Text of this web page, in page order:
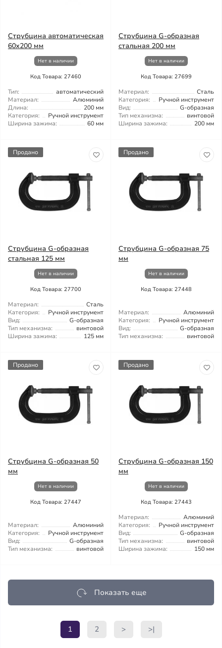
Струбцина автоматическая
60x200 мм
Нет в наличии
Код Товара: 27460
Тип:
автоматический
Материал:
Алюминий
Длина:
200 мм
Категория:
Ручной инструмент
Ширина зажима:
60 мм
Струбцина G-образная
стальная 200 мм
Нет в наличии
Код Товара: 27699
Материал:
Сталь
Категория:
Ручной инструмент
Вид:
G-образная
Тип механизма:
винтовой
Ширина зажима:
200 мм
Продано
Струбцина G-образная
стальная 125 мм
Нет в наличии
Код Товара: 27700
Материал:
Сталь
Категория:
Ручной инструмент
Вид:
G-образная
Тип механизма:
винтовой
Ширина зажима:
125 мм
Продано
Струбцина G-образная 75
мм
Нет в наличии
Код Товара: 27448
Материал:
Алюминий
Категория:
Ручной инструмент
Вид:
G-образная
Тип механизма:
винтовой
Продано
Струбцина G-образная 50
мм
Нет в наличии
Код Товара: 27447
Материал:
Алюминий
Категория:
Ручной инструмент
Вид:
G-образная
Тип механизма:
винтовой
Продано
Струбцина G-образная 150
мм
Нет в наличии
Код Товара: 27443
Материал:
Алюминий
Категория:
Ручной инструмент
Вид:
G-образная
Тип механизма:
винтовой
Ширина зажима:
150 мм
Показать еще
1 2 > >|